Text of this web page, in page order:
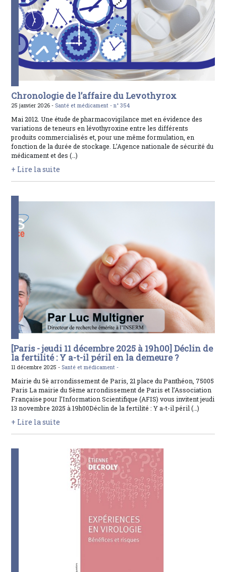
Chronologie de l’affaire du Levothyrox
25 janvier 2026 - Santé et médicament -n° 354
Mai 2012. Une étude de pharmacovigilance met en évidence des
variations de teneurs en lévothyroxine entre les différents
produits commercialisés et, pour une même formulation, en
fonction de la durée de stockage. L’Agence nationale de sécurité du
médicament et des (…)
+ Lire la suite
[Paris - jeudi 11 décembre 2025 à 19h00] Déclin de
la fertilité : Y a-t-il péril en la demeure ?
11 décembre 2025 - Santé et médicament -
Mairie du 5è arrondissement de Paris, 21 place du Panthéon, 75005
Paris La mairie du 5ème arrondissement de Paris et l’Association
Française pour l’Information Scientifique (AFIS) vous invitent jeudi
13 novembre 2025 à 19h00Déclin de la fertilité : Y a-t-il péril (…)
+ Lire la suite